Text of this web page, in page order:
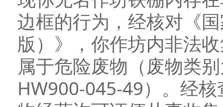
边框的行为，经核对《
版）》，你作坊内非法
属于危险废物（废物类
HW900-045-49）。经